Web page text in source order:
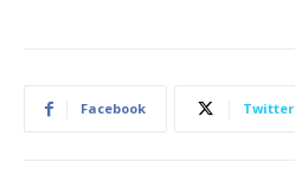
Facebook Twitter